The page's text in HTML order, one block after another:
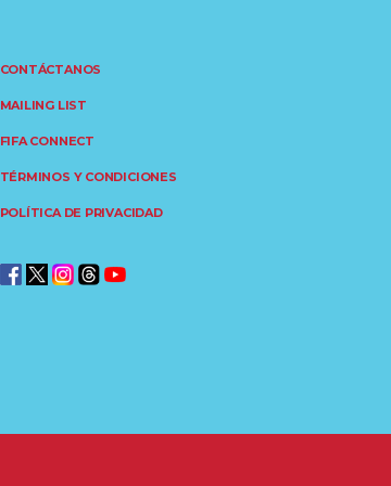
CONTÁCTANOS
MAILING LIST
FIFA CONNECT
TÉRMINOS Y CONDICIONES
POLÍTICA DE PRIVACIDAD